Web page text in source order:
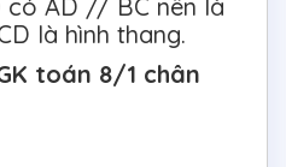
có AD // BC nên là
là hình thang.
toán 8/1 chân